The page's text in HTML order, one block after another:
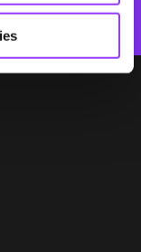
de vigtigste
forbindelse
for de